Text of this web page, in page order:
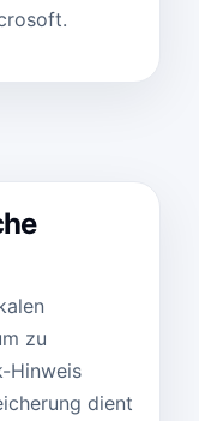
zu
Hinweis
dient